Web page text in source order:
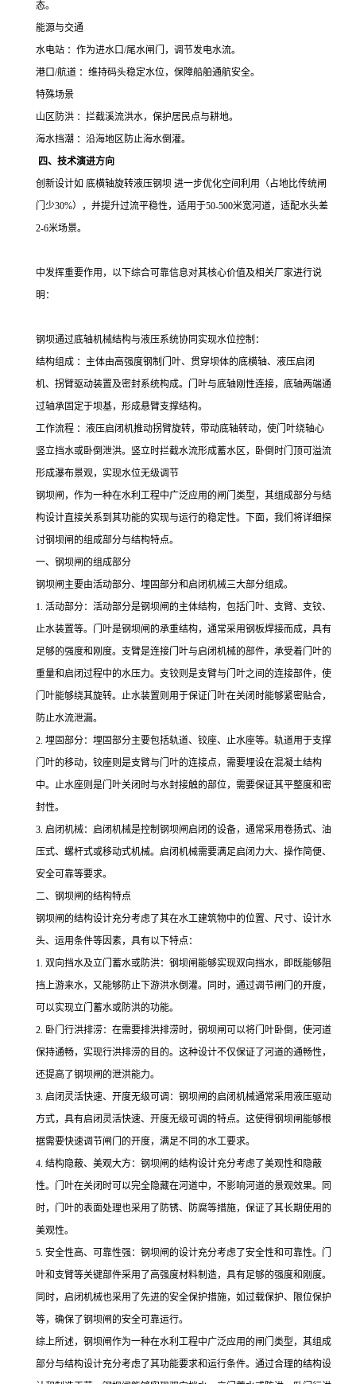
态。
能源与交通
水电站 ：作为进水口/尾水闸门，调节发电水流。
港口/航道 ：维持码头稳定水位，保障船舶通航安全。
特殊场景
山区防洪 ：拦截溪流洪水，保护居民点与耕地。
海水挡潮 ：沿海地区防止海水倒灌。
四、技术演进方向
创新设计如 底横轴旋转液压钢坝 进一步优化空间利用（占地比传统闸
门少30%），并提升过流平稳性，适用于50-500米宽河道，适配水头差
2-6米场景。
中发挥重要作用，以下综合可靠信息对其核心价值及相关厂家进行说
明：
钢坝通过底轴机械结构与液压系统协同实现水位控制：
结构组成 ：主体由高强度钢制门叶、贯穿坝体的底横轴、液压启闭
机、拐臂驱动装置及密封系统构成。门叶与底轴刚性连接，底轴两端通
过轴承固定于坝基，形成悬臂支撑结构。
工作流程 ：液压启闭机推动拐臂旋转，带动底轴转动，使门叶绕轴心
竖立挡水或卧倒泄洪。竖立时拦截水流形成蓄水区，卧倒时门顶可溢流
形成瀑布景观，实现水位无级调节
钢坝闸，作为一种在水利工程中广泛应用的闸门类型，其组成部分与结
构设计直接关系到其功能的实现与运行的稳定性。下面，我们将详细探
讨钢坝闸的组成部分与结构特点。
一、钢坝闸的组成部分
钢坝闸主要由活动部分、埋固部分和启闭机械三大部分组成。
1. 活动部分：活动部分是钢坝闸的主体结构，包括门叶、支臂、支铰、
止水装置等。门叶是钢坝闸的承重结构，通常采用钢板焊接而成，具有
足够的强度和刚度。支臂是连接门叶与启闭机械的部件，承受着门叶的
重量和启闭过程中的水压力。支铰则是支臂与门叶之间的连接部件，使
门叶能够绕其旋转。止水装置则用于保证门叶在关闭时能够紧密贴合，
防止水流泄漏。
2. 埋固部分：埋固部分主要包括轨道、铰座、止水座等。轨道用于支撑
门叶的移动，铰座则是支臂与门叶的连接点，需要埋设在混凝土结构
中。止水座则是门叶关闭时与水封接触的部位，需要保证其平整度和密
封性。
3. 启闭机械：启闭机械是控制钢坝闸启闭的设备，通常采用卷扬式、油
压式、螺杆式或移动式机械。启闭机械需要满足启闭力大、操作简便、
安全可靠等要求。
二、钢坝闸的结构特点
钢坝闸的结构设计充分考虑了其在水工建筑物中的位置、尺寸、设计水
头、运用条件等因素，具有以下特点：
1. 双向挡水及立门蓄水或防洪：钢坝闸能够实现双向挡水，即既能够阻
挡上游来水，又能够防止下游洪水倒灌。同时，通过调节闸门的开度，
可以实现立门蓄水或防洪的功能。
2. 卧门行洪排涝：在需要排洪排涝时，钢坝闸可以将门叶卧倒，使河道
保持通畅，实现行洪排涝的目的。这种设计不仅保证了河道的通畅性，
还提高了钢坝闸的泄洪能力。
3. 启闭灵活快速、开度无级可调：钢坝闸的启闭机械通常采用液压驱动
方式，具有启闭灵活快速、开度无级可调的特点。这使得钢坝闸能够根
据需要快速调节闸门的开度，满足不同的水工要求。
4. 结构隐蔽、美观大方：钢坝闸的结构设计充分考虑了美观性和隐蔽
性。门叶在关闭时可以完全隐藏在河道中，不影响河道的景观效果。同
时，门叶的表面处理也采用了防锈、防腐等措施，保证了其长期使用的
美观性。
5. 安全性高、可靠性强：钢坝闸的设计充分考虑了安全性和可靠性。门
叶和支臂等关键部件采用了高强度材料制造，具有足够的强度和刚度。
同时，启闭机械也采用了先进的安全保护措施，如过载保护、限位保护
等，确保了钢坝闸的安全可靠运行。
综上所述，钢坝闸作为一种在水利工程中广泛应用的闸门类型，其组成
部分与结构设计充分考虑了其功能要求和运行条件。通过合理的结构设